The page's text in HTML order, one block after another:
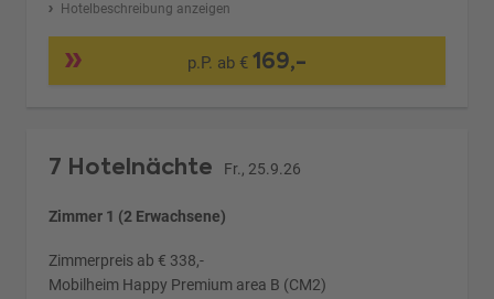
Hotelbeschreibung anzeigen
p.P. ab € 169,-
7 Hotelnächte Fr., 25.9.26
Zimmer 1 (2 Erwachsene)
Zimmerpreis ab € 338,-
Mobilheim Happy Premium area B (CM2)